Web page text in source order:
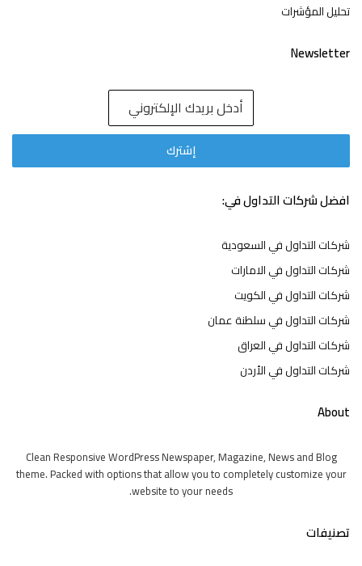
تحليل المؤشرات
Newsletter
افضل شركات التداول في:
شركات التداول في السعودية
شركات التداول في الامارات
شركات التداول في الكويت
شركات التداول في سلطنة عمان
شركات التداول في العراق
شركات التداول في الأردن
About
Clean Responsive WordPress Newspaper, Magazine, News and Blog
theme. Packed with options that allow you to completely customize your
website to your needs.
تصنيفات